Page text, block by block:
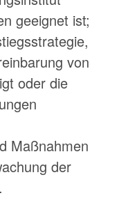
geeignet ist;
von
oder die
Maßnahmen
der